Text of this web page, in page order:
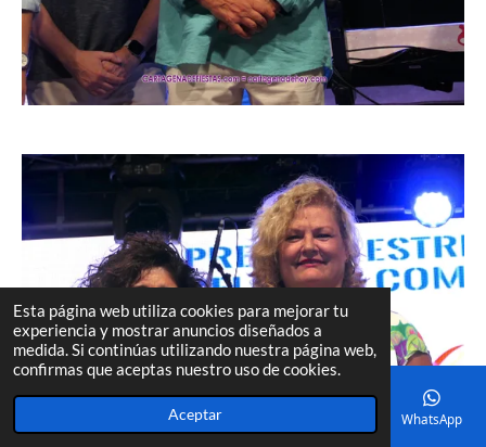
Esta página web utiliza cookies para mejorar tu
experiencia y mostrar anuncios diseñados a
medida. Si continúas utilizando nuestra página web,
confirmas que aceptas nuestro uso de cookies.
Aceptar
Teléfono WhatsApp